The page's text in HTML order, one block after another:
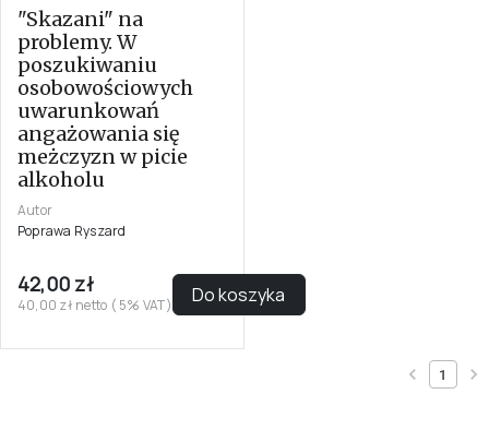
"Skazani" na
problemy. W
poszukiwaniu
osobowościowych
uwarunkowań
angażowania się
meżczyzn w picie
alkoholu
Autor
Poprawa Ryszard
42,00 zł
40,00 zł netto ( 5% VAT) Do koszyka
1